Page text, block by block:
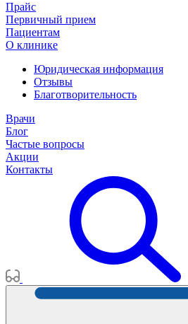
Прайс
Первичный прием
Пациентам
О клинике
Юридическая информация
Отзывы
Благотворительность
Врачи
Блог
Частые вопросы
Акции
Контакты